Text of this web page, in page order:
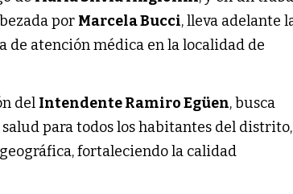
por Marcela Bucci, lleva adelante
atención médica en la localidad de
del Intendente Ramiro Egüen, busca
para todos los habitantes del distrito,
fortaleciendo la calidad